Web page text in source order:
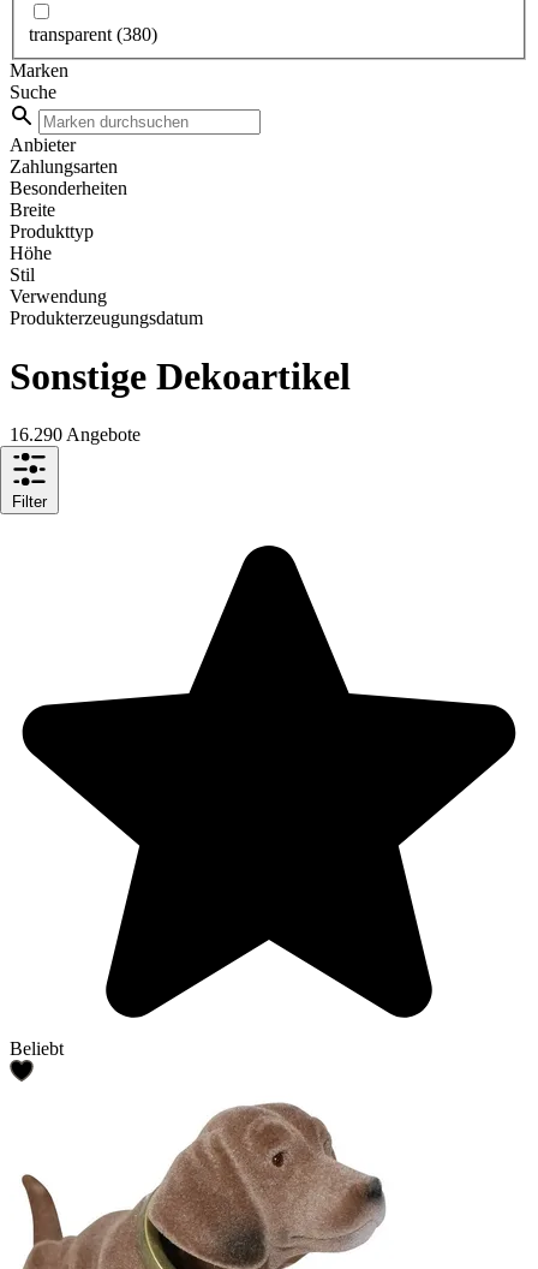
transparent (380)
Marken
Suche
Anbieter
Zahlungsarten
Besonderheiten
Breite
Produkttyp
Höhe
Stil
Verwendung
Produkterzeugungsdatum
Sonstige Dekoartikel
16.290 Angebote
Filter
Beliebt